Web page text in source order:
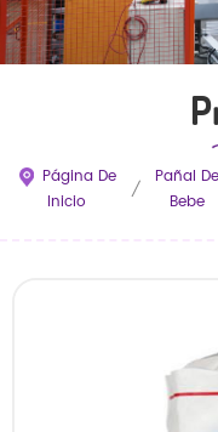
Página De
Inicio
/
Pañal De
Bebe